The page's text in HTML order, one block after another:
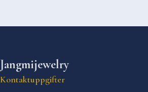
Jangmijewelry
Kontaktuppgifter